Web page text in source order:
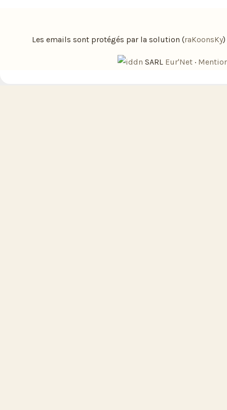
Les emails sont protégés par la solution (raKoonsKy)
SARL Eur'Net ·